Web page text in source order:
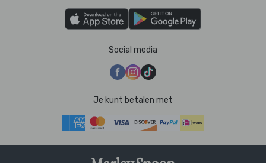
Social media
Je kunt betalen met